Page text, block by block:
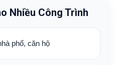
Nhiều Công Trình
phố, căn hộ